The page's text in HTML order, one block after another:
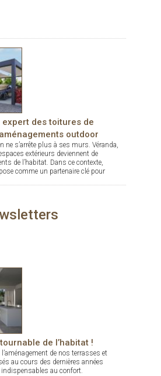
expert des toitures de
outdoor
ne s’arrête plus à ses murs. Véranda,
extérieurs deviennent de
de l’habitat. Dans ce contexte,
comme un partenaire clé pour
de l’habitat !
de nos terrasses et
au cours des dernières années
au confort.